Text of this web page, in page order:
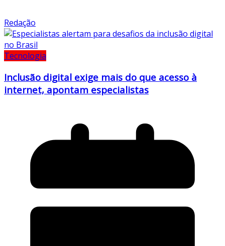
Redação
Tecnologia
Inclusão digital exige mais do que acesso à
internet, apontam especialistas